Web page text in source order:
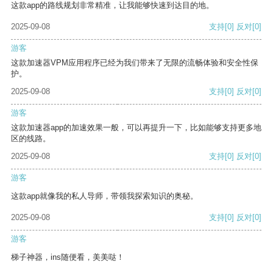
这款app的路线规划非常精准，让我能够快速到达目的地。
2025-09-08 支持[0] 反对[0]
游客
这款加速器VPM应用程序已经为我们带来了无限的流畅体验和安全性保
护。
2025-09-08
支持[0] 反对[0]
游客
这款加速器app的加速效果一般，可以再提升一下，比如能够支持更多地
区的线路。
2025-09-08
支持[0] 反对[0]
游客
这款app就像我的私人导师，带领我探索知识的奥秘。
2025-09-08 支持[0] 反对[0]
游客
梯子神器，ins随便看，美美哒！